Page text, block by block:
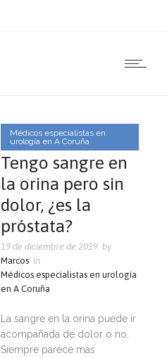
Médicos especialistas en
urología en A Coruña
Tengo sangre en
la orina pero sin
dolor, ¿es la
próstata?
19 de diciembre de 2019 by
Marcos in
Médicos especialistas en urología
en A Coruña
La sangre en la orina puede ir
acompañada de dolor o no.
Siempre parece más